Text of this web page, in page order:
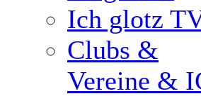
Ich glotz
Clubs &
Vereine &